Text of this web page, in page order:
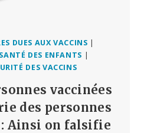
DUES AUX VACCINS |
SANTÉ DES ENFANTS |
DES VACCINS
vaccinées
des personnes
: Ainsi on falsifie